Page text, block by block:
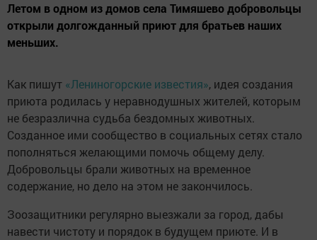
Летом в одном из домов села Тимяшево добровольцы
открыли долгожданный приют для братьев наших
меньших.
Как пишут «Лениногорские известия», идея создания
приюта родилась у неравнодушных жителей, которым
не безразлична судьба бездомных животных.
Созданное ими сообщество в социальных сетях стало
пополняться желающими помочь общему делу.
Добровольцы брали животных на временное
содержание, но дело на этом не закончилось.
Зоозащитники регулярно выезжали за город, дабы
навести чистоту и порядок в будущем приюте. И в